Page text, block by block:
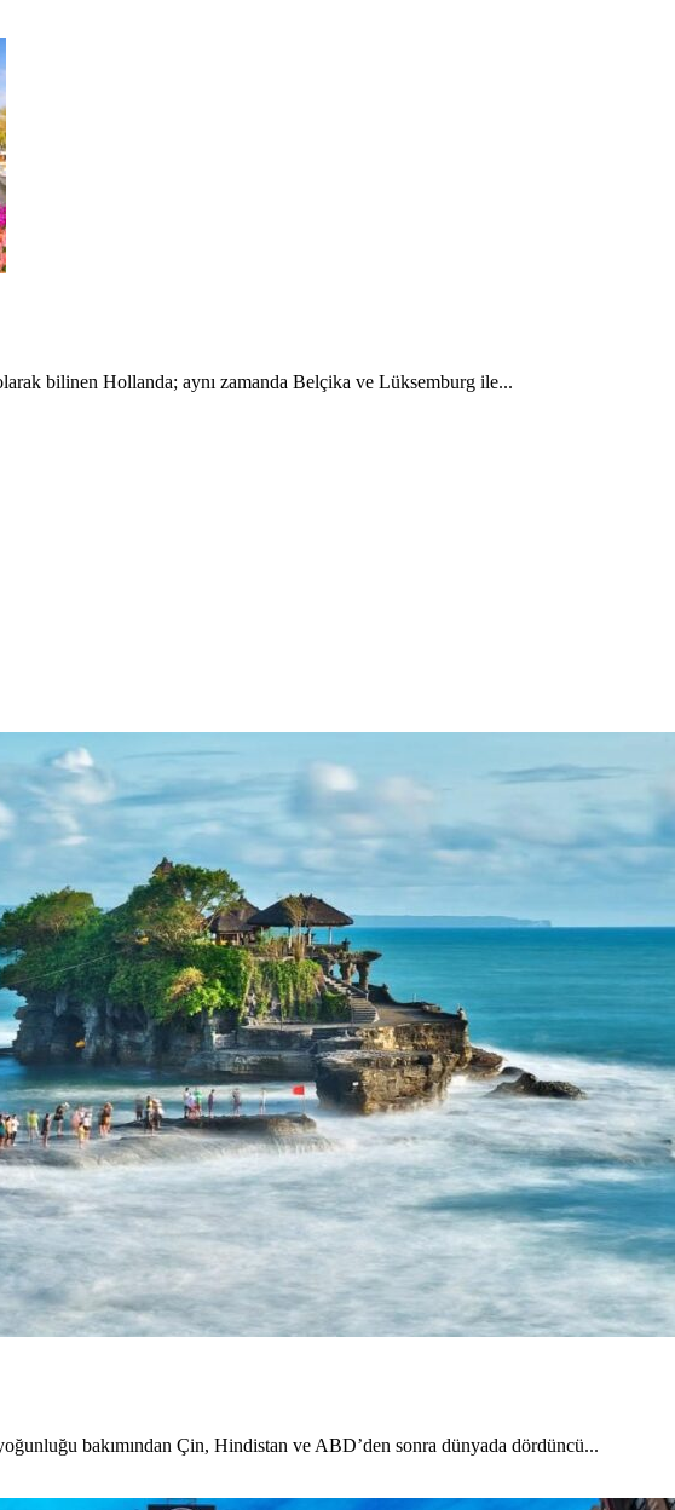
bilinen Hollanda; aynı zamanda Belçika ve Lüksemburg ile...
bakımından Çin, Hindistan ve ABD’den sonra dünyada dördüncü...